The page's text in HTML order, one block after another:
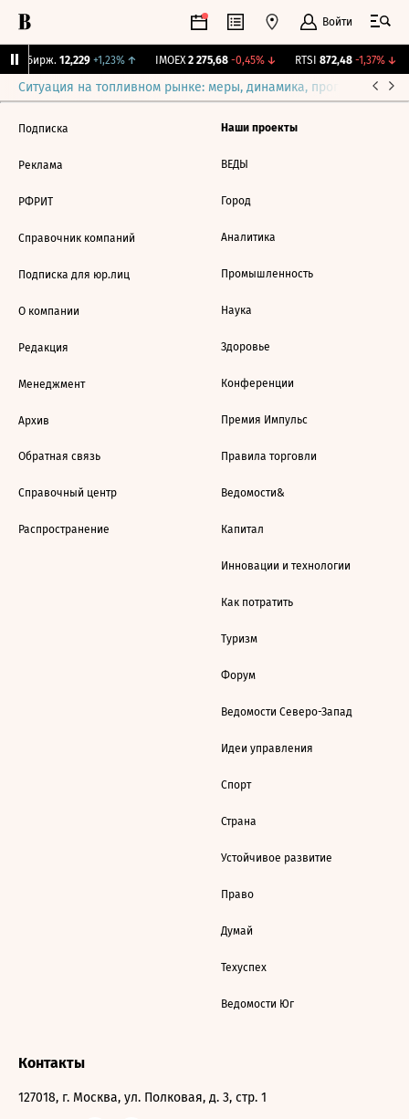
Войти
CNY Бирж. 12,229 +1,23%↑ IMOEX 2 275,68 -0,45%↓ RTSI 872,48 -1,37%↓
Ситуация на топливном рынке: меры, динамика, прогнозы
Подписка
Реклама
РФРИТ
Справочник компаний
Подписка для юр.лиц
О компании
Редакция
Менеджмент
Архив
Обратная связь
Справочный центр
Распространение
Наши проекты
ВЕДЫ
Город
Аналитика
Промышленность
Наука
Здоровье
Конференции
Премия Импульс
Правила торговли
Ведомости&
Капитал
Инновации и технологии
Как потратить
Туризм
Форум
Ведомости Северо-Запад
Идеи управления
Спорт
Страна
Устойчивое развитие
Право
Думай
Техуспех
Ведомости Юг
Контакты
127018, г. Москва, ул. Полковая, д. 3, стр. 1